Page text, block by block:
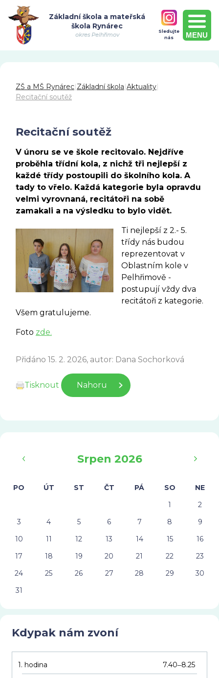
Základní škola a mateřská
škola Rynárec
okres Pelhřimov
Sledujte
nás
MENU
ZŠ a MŠ Rynárec|Základní škola|Aktuality|
Recitační soutěž
Recitační soutěž
V únoru se ve škole recitovalo. Nejdříve
proběhla třídní kola, z nichž tři nejlepší z
každé třídy postoupili do školního kola. A
tady to vřelo. Každá kategorie byla opravdu
velmi vyrovnaná, recitátoři na sobě
zamakali a na výsledku to bylo vidět.
Ti nejlepší z 2.- 5.
třídy nás budou
reprezentovat v
Oblastním kole v
Pelhřimově -
postupují vždy dva
recitátoři z kategorie.
Všem gratulujeme.
Foto zde.
Přidáno 15. 2. 2026, autor: Dana Sochorková
Tisknout Nahoru
Srpen 2026
PO ÚT ST ČT PÁ SO
NE
1
2
3
4 5 6 7 8
9
10
11 12 13 14 15
16
17
18 19 20 21 22
23
24
25 26 27 28 29
30
31
Kdypak nám zvoní
1. hodina 7.40–8.25